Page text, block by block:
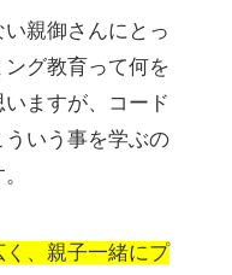
親御さんにとっ
グ教育って何を
ますが、コード
いう事を学ぶの
、親子一緒にプ